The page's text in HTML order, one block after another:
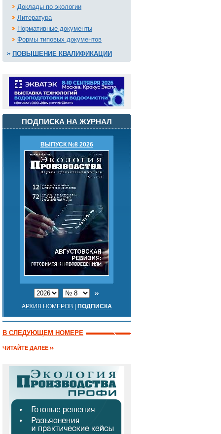
Доклады по экологии
Литература
Нормативные документы
Формы типовых документов
ПОВЫШЕНИЕ КВАЛИФИКАЦИИ
ПОДПИСКА НА ЖУРНАЛ
ВЫПУСК №8 2026
АРХИВ НОМЕРОВ| ПОДПИСКА
В СЛЕДУЮЩЕМ НОМЕРЕ
ЧИТАЙТЕ ДАЛЕЕ